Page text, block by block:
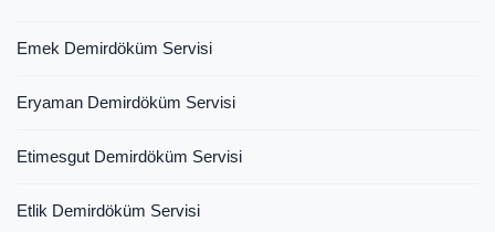
Emek Demirdöküm Servisi
Eryaman Demirdöküm Servisi
Etimesgut Demirdöküm Servisi
Etlik Demirdöküm Servisi